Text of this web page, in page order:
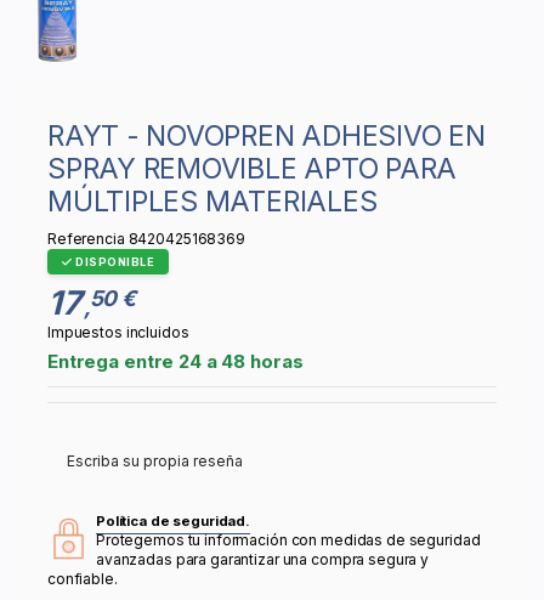
RAYT - NOVOPREN ADHESIVO EN
SPRAY REMOVIBLE APTO PARA
MÚLTIPLES MATERIALES
Referencia 8420425168369
DISPONIBLE
17 ,50 €
Impuestos incluidos
Entrega entre 24 a 48 horas
Escriba su propia reseña
Política de seguridad.
Protegemos tu información con medidas de seguridad
avanzadas para garantizar una compra segura y
confiable.